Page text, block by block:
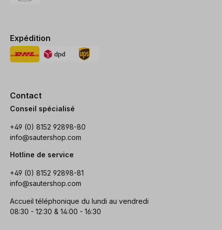
Expédition
Contact
Conseil spécialisé
+49 (0) 8152 92898-80
info@sautershop.com
Hotline de service
+49 (0) 8152 92898-81
info@sautershop.com
Accueil téléphonique du lundi au vendredi
08:30 - 12:30 & 14:00 - 16:30